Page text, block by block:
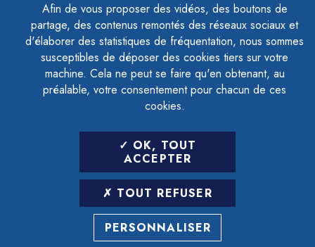
Afin de vous proposer des vidéos, des boutons de
partage, des contenus remontés des réseaux sociaux et
d'élaborer des statistiques de fréquentation, nous sommes
susceptibles de déposer des cookies tiers sur votre
machine. Cela ne peut se faire qu'en obtenant, au
préalable, votre consentement pour chacun de ces
cookies.
OK, TOUT
ACCEPTER
TOUT REFUSER
PERSONNALISER
ACCESSIBILITÉ - PARTIELLEMENT CONFORME
PLAN DU SITE
MENTIONS LÉGALES
CONTACTER LE DÉLÉGUÉ À LA PROTECTION DES DONNÉES
GESTION DES COOKIES
LETTRE D'INFORMATION
SAISIR VOTRE ADRESSE E-MAIL
POUR VOUS INSCRIRE :
ARCHIVES DÉSINSCRIPTION